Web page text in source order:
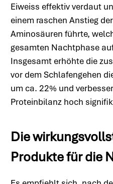
Eiweiss effektiv verdaut
einem raschen Anstieg
Aminosäuren führte,
gesamten Nachtphase
Insgesamt erhöhte die
vor dem Schlafengehen
um ca. 22% und
Proteinbilanz hoch
Die
Produkte für die